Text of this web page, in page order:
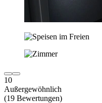
10
Außergewöhnlich
(19 Bewertungen)